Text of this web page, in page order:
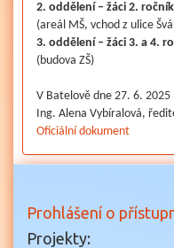
2. oddělení – žáci 2.
(areál MŠ, vchod z ulice
3. oddělení – žáci 3. a 4.
(budova ZŠ)
V Batelově dne 27. 6. 2025
Ing. Alena Vybíralová,
Oficiální dokument
Prohlášení o
Projekty: